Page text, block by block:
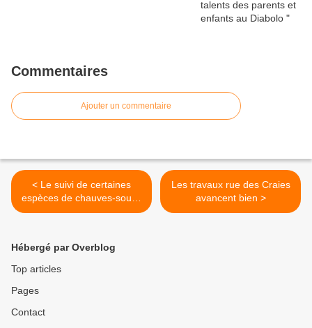
Commentaires
Ajouter un commentaire
< Le suivi de certaines
espèces de chauves-souris
va être renforcé
Les travaux rue des Craies
avancent bien >
Hébergé par Overblog
Top articles
Pages
Contact